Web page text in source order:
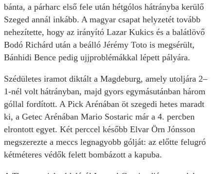
bánta, a párharc első fele után hétgólos hátrányba kerülő
Szeged annál inkább. A magyar csapat helyzetét tovább
nehezítette, hogy az irányító Lazar Kukics és a balátlövő
Bodó Richárd után a beálló Jérémy Toto is megsérült,
Bánhidi Bence pedig ujjproblémákkal lépett pályára.
Szédületes iramot diktált a Magdeburg, amely utoljára 2–
1-nél volt hátrányban, majd gyors egymásutánban három
góllal fordított. A Pick Arénában öt szegedi hetes maradt
ki, a Getec Arénában Mario Sostaric már a 4. percben
elrontott egyet. Két perccel később Elvar Örn Jónsson
megszerezte a meccs legnagyobb gólját: az előtte felugró
kétméteres védők felett bombázott a kapuba.